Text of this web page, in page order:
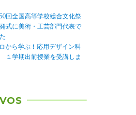
回全国高等学校総合文化祭
式に美術・工芸部門代表で
から学ぶ！応用デザイン科
１学期出前授業を受講しま